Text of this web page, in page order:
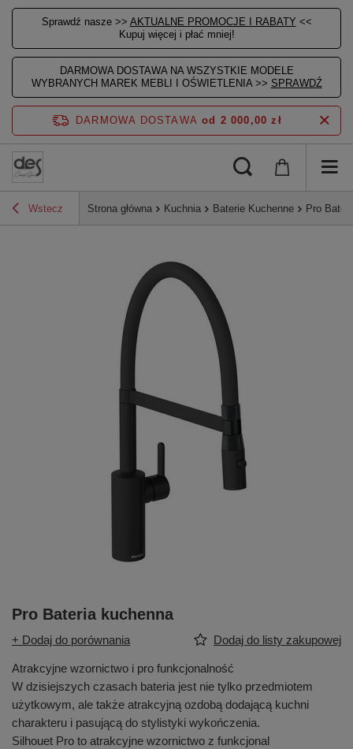
Sprawdź nasze >> AKTUALNE PROMOCJE I RABATY <<
Kupuj więcej i płać mniej!
DARMOWA DOSTAWA NA WSZYSTKIE MODELE
WYBRANYCH MAREK MEBLI I OŚWIETLENIA >> SPRAWDŹ
DARMOWA DOSTAWA od 2 000,00 zł
Wstecz Strona główna Kuchnia Baterie Kuchenne Pro
Pro Bateria kuchenna
+ Dodaj do porównania Dodaj do listy zakupowej
Atrakcyjne wzornictwo i pro funkcjonalność
W dzisiejszych czasach bateria jest nie tylko przedmiotem
użytkowym, ale także atrakcyjną ozdobą dodającą kuchni
charakteru i pasującą do stylistyki wykończenia.
Silhouet Pro to atrakcyjne wzornictwo z funkcjonal